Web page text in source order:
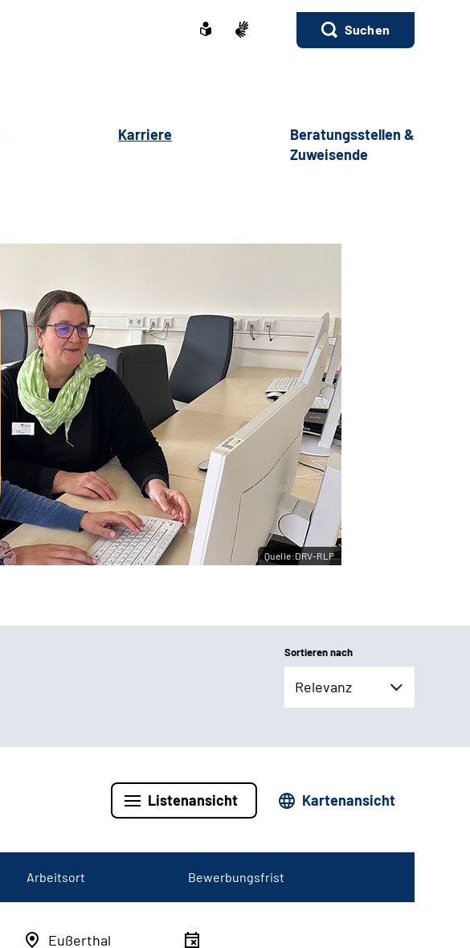
Suchen
Karriere
Beratungsstellen &
Zuweisende
Quelle:DRV-RLP
Sortieren nach
Relevanz
Listenansicht Kartenansicht
Arbeitsort Bewerbungsfrist
Eußerthal